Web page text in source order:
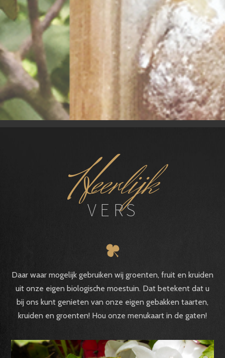
H
eerlijk
VERS
Daar waar mogelijk gebruiken wij groenten, fruit en kruiden
uit onze eigen biologische moestuin. Dat betekent dat u
bij ons kunt genieten van onze eigen gebakken taarten,
kruiden en groenten! Hou onze menukaart in de gaten!